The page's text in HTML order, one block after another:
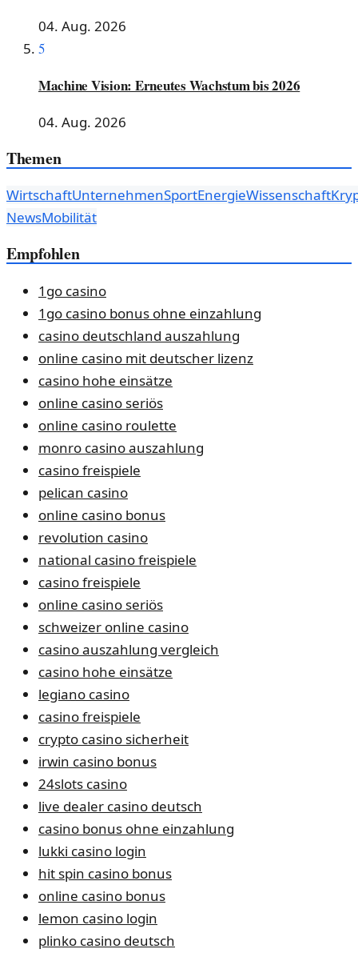
04. Aug. 2026
5
Machine Vision: Erneutes Wachstum bis 2026
04. Aug. 2026
Themen
WirtschaftUnternehmenSportEnergieWissenschaft
NewsMobilität
Empfohlen
1go casino
1go casino bonus ohne einzahlung
casino deutschland auszahlung
online casino mit deutscher lizenz
casino hohe einsätze
online casino seriös
online casino roulette
monro casino auszahlung
casino freispiele
pelican casino
online casino bonus
revolution casino
national casino freispiele
casino freispiele
online casino seriös
schweizer online casino
casino auszahlung vergleich
casino hohe einsätze
legiano casino
casino freispiele
crypto casino sicherheit
irwin casino bonus
24slots casino
live dealer casino deutsch
casino bonus ohne einzahlung
lukki casino login
hit spin casino bonus
online casino bonus
lemon casino login
plinko casino deutsch